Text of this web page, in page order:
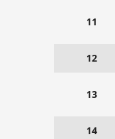
11
12
13
14